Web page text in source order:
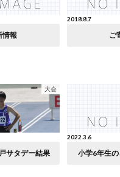
情報
2018.8.7
ご
大会
サタデー結果
2022.3.6
小学6年生